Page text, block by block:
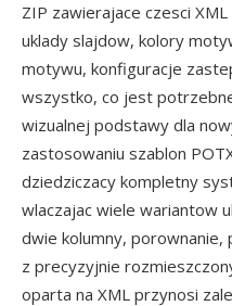
ZIP zawierajace czesci
uklady slajdow, kolory
motywu, konfiguracje
wszystko, co jest
wizualnej podstawy dla
zastosowaniu szablon
dziedziczacy kompletny
wlaczajac wiele wariantow
dwie kolumny,
z precyzyjnie
oparta na XML przynosi